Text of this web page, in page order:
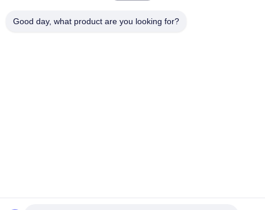
Good day, what product are you looking for?